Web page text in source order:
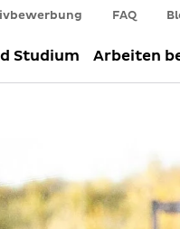
FAQ
Studium Arbeiten